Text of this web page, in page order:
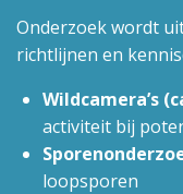
Onderzoek wordt
richtlijnen en
Wildcamera’s
activiteit bij
loopsporen